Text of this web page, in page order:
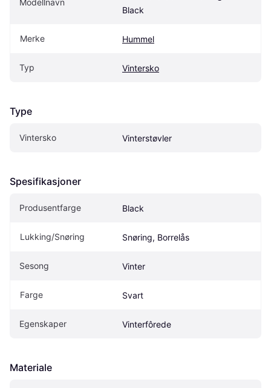
Modellnavn
Black
Merke Hummel
Typ Vintersko
Type
Vintersko Vinterstøvler
Spesifikasjoner
Produsentfarge Black
Lukking/Snøring Snøring, Borrelås
Sesong Vinter
Farge Svart
Egenskaper Vinterfôrede
Materiale